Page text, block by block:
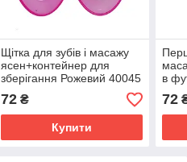
Щітка для зубів і масажу
ясен+контейнер для
зберігання Рожевий 40045
72₴
Купити
в
72